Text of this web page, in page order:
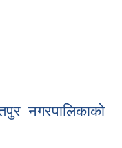
नगरपालिकाको